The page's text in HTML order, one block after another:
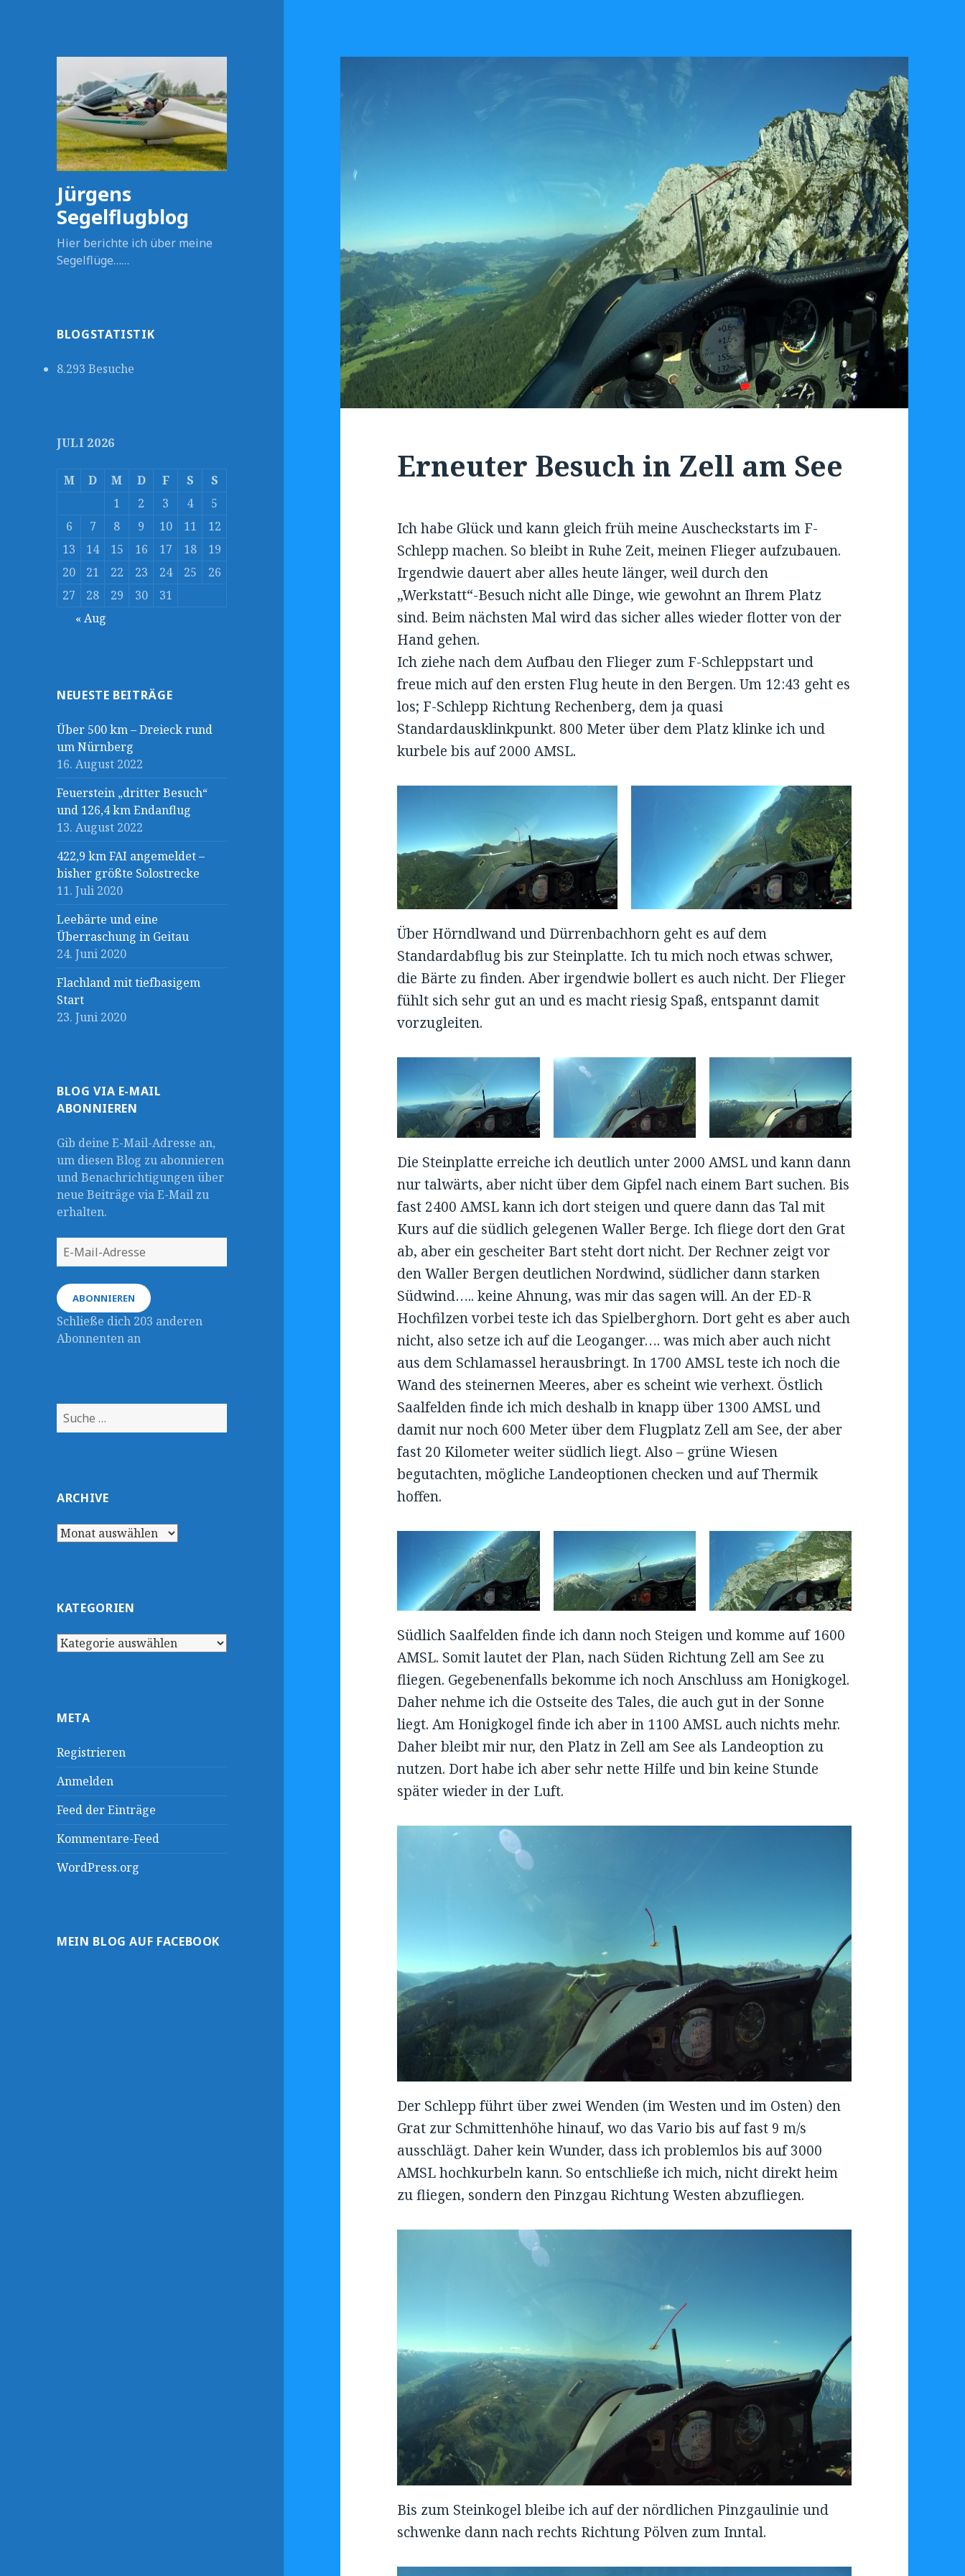
Jürgens
Segelflugblog
Hier berichte ich über meine
Segelflüge……
BLOGSTATISTIK
8.293 Besuche
JULI 2026
M D M D F S
S
1
2 3 4
5
6
7 8 9 10 11
12
13
14 15 16 17 18
19
20
21 22 23 24 25
26
27
28 29 30
31
« Aug
NEUESTE BEITRÄGE
Über 500 km – Dreieck rund
um Nürnberg
16. August 2022
Feuerstein „dritter Besuch“
und 126,4 km Endanflug
13. August 2022
422,9 km FAI angemeldet –
bisher größte Solostrecke
11. Juli 2020
Leebärte und eine
Überraschung in Geitau
24. Juni 2020
Flachland mit tiefbasigem
Start
23. Juni 2020
BLOG VIA E-MAIL
ABONNIEREN
Gib deine E-Mail-Adresse an,
um diesen Blog zu abonnieren
und Benachrichtigungen über
neue Beiträge via E-Mail zu
erhalten.
E-
Mail-
Adresse
ABONNIEREN
Schließe dich 203 anderen
Abonnenten an
Suche
nach:
ARCHIVE
Archive
KATEGORIEN
Kategorien
META
Registrieren
Anmelden
Feed der Einträge
Kommentare-Feed
WordPress.org
MEIN BLOG AUF FACEBOOK
Erneuter Besuch in Zell am See
Ich habe Glück und kann gleich früh meine Auscheckstarts im F-
Schlepp machen. So bleibt in Ruhe Zeit, meinen Flieger aufzubauen.
Irgendwie dauert aber alles heute länger, weil durch den
„Werkstatt“-Besuch nicht alle Dinge, wie gewohnt an Ihrem Platz
sind. Beim nächsten Mal wird das sicher alles wieder flotter von der
Hand gehen.
Ich ziehe nach dem Aufbau den Flieger zum F-Schleppstart und
freue mich auf den ersten Flug heute in den Bergen. Um 12:43 geht es
los; F-Schlepp Richtung Rechenberg, dem ja quasi
Standardausklinkpunkt. 800 Meter über dem Platz klinke ich und
kurbele bis auf 2000 AMSL.
Über Hörndlwand und Dürrenbachhorn geht es auf dem
Standardabflug bis zur Steinplatte. Ich tu mich noch etwas schwer,
die Bärte zu finden. Aber irgendwie bollert es auch nicht. Der Flieger
fühlt sich sehr gut an und es macht riesig Spaß, entspannt damit
vorzugleiten.
Die Steinplatte erreiche ich deutlich unter 2000 AMSL und kann dann
nur talwärts, aber nicht über dem Gipfel nach einem Bart suchen. Bis
fast 2400 AMSL kann ich dort steigen und quere dann das Tal mit
Kurs auf die südlich gelegenen Waller Berge. Ich fliege dort den Grat
ab, aber ein gescheiter Bart steht dort nicht. Der Rechner zeigt vor
den Waller Bergen deutlichen Nordwind, südlicher dann starken
Südwind….. keine Ahnung, was mir das sagen will. An der ED-R
Hochfilzen vorbei teste ich das Spielberghorn. Dort geht es aber auch
nicht, also setze ich auf die Leoganger…. was mich aber auch nicht
aus dem Schlamassel herausbringt. In 1700 AMSL teste ich noch die
Wand des steinernen Meeres, aber es scheint wie verhext. Östlich
Saalfelden finde ich mich deshalb in knapp über 1300 AMSL und
damit nur noch 600 Meter über dem Flugplatz Zell am See, der aber
fast 20 Kilometer weiter südlich liegt. Also – grüne Wiesen
begutachten, mögliche Landeoptionen checken und auf Thermik
hoffen.
Südlich Saalfelden finde ich dann noch Steigen und komme auf 1600
AMSL. Somit lautet der Plan, nach Süden Richtung Zell am See zu
fliegen. Gegebenenfalls bekomme ich noch Anschluss am Honigkogel.
Daher nehme ich die Ostseite des Tales, die auch gut in der Sonne
liegt. Am Honigkogel finde ich aber in 1100 AMSL auch nichts mehr.
Daher bleibt mir nur, den Platz in Zell am See als Landeoption zu
nutzen. Dort habe ich aber sehr nette Hilfe und bin keine Stunde
später wieder in der Luft.
Der Schlepp führt über zwei Wenden (im Westen und im Osten) den
Grat zur Schmittenhöhe hinauf, wo das Vario bis auf fast 9 m/s
ausschlägt. Daher kein Wunder, dass ich problemlos bis auf 3000
AMSL hochkurbeln kann. So entschließe ich mich, nicht direkt heim
zu fliegen, sondern den Pinzgau Richtung Westen abzufliegen.
Bis zum Steinkogel bleibe ich auf der nördlichen Pinzgaulinie und
schwenke dann nach rechts Richtung Pölven zum Inntal.